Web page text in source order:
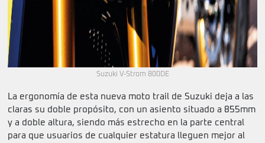
Suzuki V-Strom 800DE
La ergonomía de esta nueva moto trail de Suzuki deja a las
claras su doble propósito, con un asiento situado a 855mm
y a doble altura, siendo más estrecho en la parte central
para que usuarios de cualquier estatura lleguen mejor al